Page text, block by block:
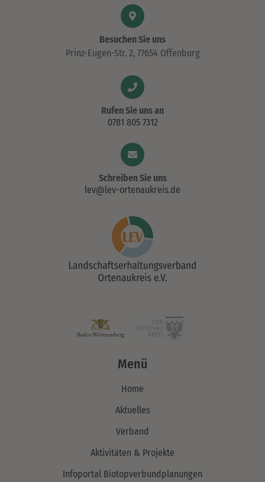
Besuchen Sie uns
Prinz-Eugen-Str. 2, 77654 Offenburg
Rufen Sie uns an
0781 805 7312
Schreiben Sie uns
lev@lev-ortenaukreis.de
Menü
Home
Aktuelles
Verband
Aktivitäten & Projekte
Infoportal Biotopverbundplanungen